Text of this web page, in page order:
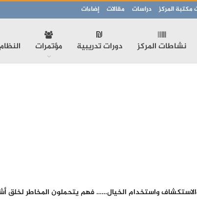
المركز دراسات مقالات إضاءات
نشاطات المركز دورات تدريبية مؤتمرات
واستخدام الخيال…… فهم يتحملون المخاطر لخلق